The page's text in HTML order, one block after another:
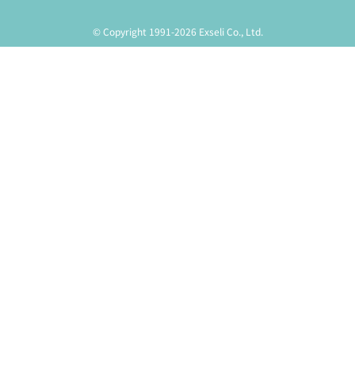
© Copyright 1991-2026 Exseli Co., Ltd.